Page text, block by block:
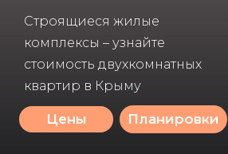
Строящиеся жилые
комплексы – узнайте
стоимость двухкомнатных
квартир в Крыму
Цены Планировки
1-комнатные
3-комнатные
Студии
Новостройки
Квартиры в Крыму